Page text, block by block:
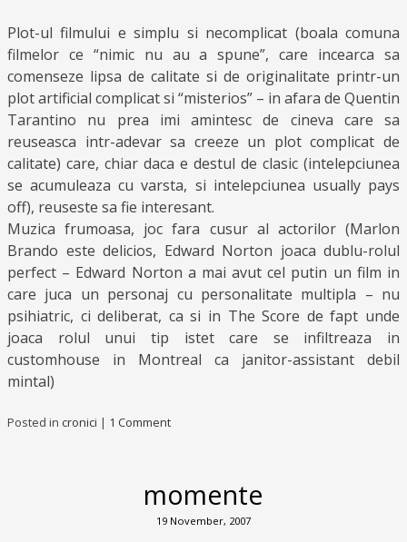
Plot-ul filmului e simplu si necomplicat (boala comuna
filmelor ce “nimic nu au a spune”, care incearca sa
comenseze lipsa de calitate si de originalitate printr-un
plot artificial complicat si “misterios” – in afara de Quentin
Tarantino nu prea imi amintesc de cineva care sa
reuseasca intr-adevar sa creeze un plot complicat de
calitate) care, chiar daca e destul de clasic (intelepciunea
se acumuleaza cu varsta, si intelepciunea usually pays
off), reuseste sa fie interesant.
Muzica frumoasa, joc fara cusur al actorilor (Marlon
Brando este delicios, Edward Norton joaca dublu-rolul
perfect – Edward Norton a mai avut cel putin un film in
care juca un personaj cu personalitate multipla – nu
psihiatric, ci deliberat, ca si in The Score de fapt unde
joaca rolul unui tip istet care se infiltreaza in
customhouse in Montreal ca janitor-assistant debil
mintal)
Posted in cronici | 1 Comment
momente
19 November, 2007